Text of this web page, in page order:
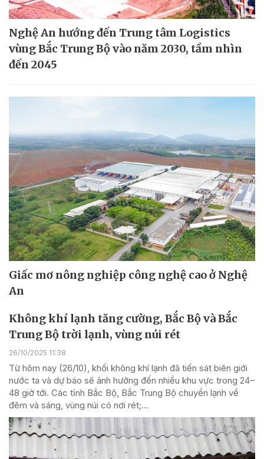
Nghệ An hướng đến Trung tâm Logistics
vùng Bắc Trung Bộ vào năm 2030, tầm nhìn
đến 2045
Giấc mơ nông nghiệp công nghệ cao ở Nghệ
An
Không khí lạnh tăng cường, Bắc Bộ và Bắc
Trung Bộ trời lạnh, vùng núi rét
26/10/2025 11:38
Từ hôm nay (26/10), khối không khí lạnh đã tiến sát biên giới
nước ta và dự báo sẽ ảnh hưởng đến nhiều khu vực trong 24–
48 giờ tới. Các tỉnh Bắc Bộ, Bắc Trung Bộ chuyển lạnh về
đêm và sáng, vùng núi có nơi rét;...